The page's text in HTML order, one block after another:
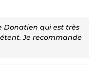
Donatien qui est très
Je recommande